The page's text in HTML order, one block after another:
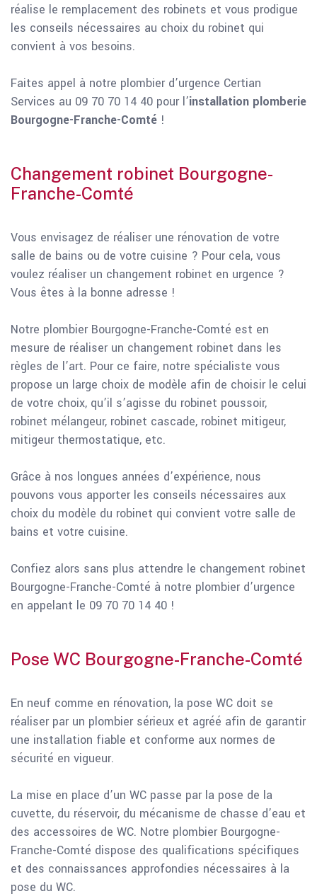
réalise le remplacement des robinets et vous prodigue
les conseils nécessaires au choix du robinet qui
convient à vos besoins.
Faites appel à notre plombier d’urgence Certian
Services au 09 70 70 14 40 pour l’installation plomberie
Bourgogne-Franche-Comté !
Changement robinet Bourgogne-
Franche-Comté
Vous envisagez de réaliser une rénovation de votre
salle de bains ou de votre cuisine ? Pour cela, vous
voulez réaliser un changement robinet en urgence ?
Vous êtes à la bonne adresse !
Notre plombier Bourgogne-Franche-Comté est en
mesure de réaliser un changement robinet dans les
règles de l’art. Pour ce faire, notre spécialiste vous
propose un large choix de modèle afin de choisir le celui
de votre choix, qu’il s’agisse du robinet poussoir,
robinet mélangeur, robinet cascade, robinet mitigeur,
mitigeur thermostatique, etc.
Grâce à nos longues années d’expérience, nous
pouvons vous apporter les conseils nécessaires aux
choix du modèle du robinet qui convient votre salle de
bains et votre cuisine.
Confiez alors sans plus attendre le changement robinet
Bourgogne-Franche-Comté à notre plombier d’urgence
en appelant le 09 70 70 14 40 !
Pose WC Bourgogne-Franche-Comté
En neuf comme en rénovation, la pose WC doit se
réaliser par un plombier sérieux et agréé afin de garantir
une installation fiable et conforme aux normes de
sécurité en vigueur.
La mise en place d’un WC passe par la pose de la
cuvette, du réservoir, du mécanisme de chasse d’eau et
des accessoires de WC. Notre plombier Bourgogne-
Franche-Comté dispose des qualifications spécifiques
et des connaissances approfondies nécessaires à la
pose du WC.